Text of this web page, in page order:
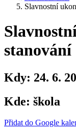
Slavnostní
stanování
Kdy: 24. 6.
Kde: škola
Přidat do Google